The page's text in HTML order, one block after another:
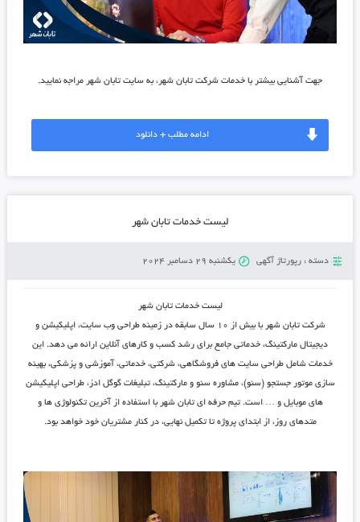
جهت آشنایی بیشتر با خدمات شرکت تابان شهر، به سایت تابان شهر مراجه نمایید.
ادامه مطلب + دانلود
لیست خدمات تابان شهر
دسته : رپورتاژ آگهی یکشنبه 29 دسامبر 2024
لیست خدمات تابان شهر
شرکت تابان شهر با بیش از ۱۰ سال سابقه در زمینه طراحی وب ‌سایت، اپلیکیشن و
دیجیتال مارکتینگ، خدماتی جامع برای رشد کسب‌ و کارهای آنلاین ارائه می‌ دهد. این
خدمات شامل طراحی سایت ‌های فروشگاهی، شرکتی، خدماتی، آموزشی و پزشکی، بهینه
‌سازی موتور جستجو (سئو)، مشاوره سئو و مارکتینگ، تبلیغات گوگل ادز، طراحی اپلیکیشن‌
های موبایل و … است. تیم حرفه‌ ای تابان شهر با استفاده از آخرین تکنولوژی ‌ها و
متدهای روز، از ابتدای پروژه تا تکمیل نهایی، در کنار مشتریان خود خواهد بود.